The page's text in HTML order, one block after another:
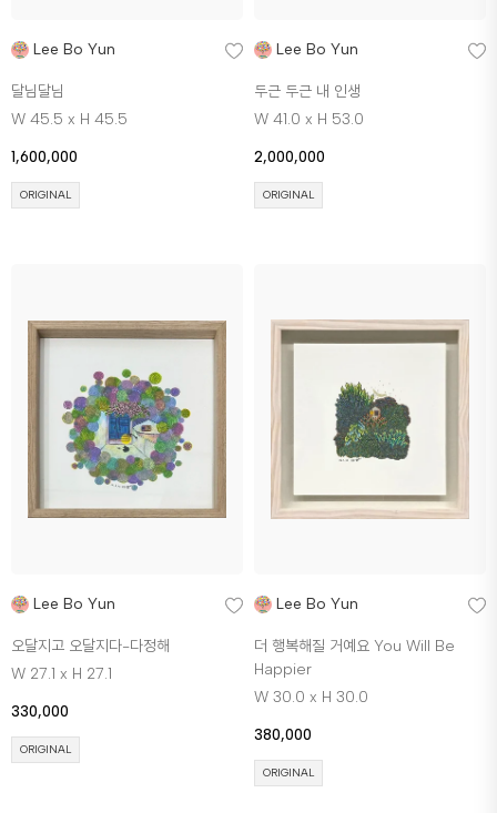
Lee Bo Yun
달님달님
W 45.5 x H 45.5
1,600,000
ORIGINAL
Lee Bo Yun
두근 두근 내 인생
W 41.0 x H 53.0
2,000,000
ORIGINAL
Lee Bo Yun
오달지고 오달지다-다정해
W 27.1 x H 27.1
330,000
ORIGINAL
Lee Bo Yun
더 행복해질 거예요 You Will Be
Happier
W 30.0 x H 30.0
380,000
ORIGINAL